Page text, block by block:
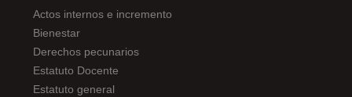
Actos internos e incremento
Bienestar
Derechos pecunarios
Estatuto Docente
Estatuto general